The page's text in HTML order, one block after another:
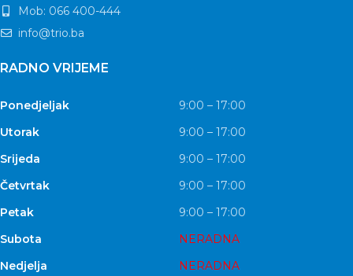
Mob: 066 400-444
info@trio.ba
RADNO VRIJEME
Ponedjeljak
9:00 – 17:00
Utorak
9:00 – 17:00
Srijeda
9:00 – 17:00
Četvrtak
9:00 – 17:00
Petak
9:00 – 17:00
Subota
NERADNA
Nedjelja
NERADNA